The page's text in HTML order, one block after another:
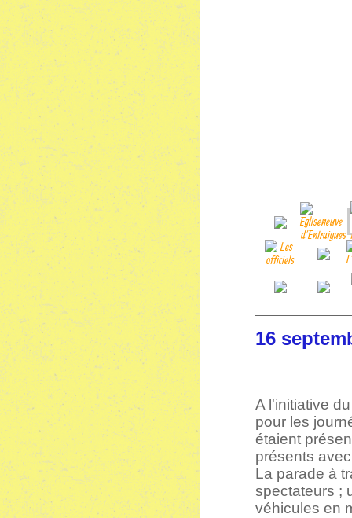
16
A l'initiative
pour les
étaient
présents
La parade à
spectateurs ;
véhicules en